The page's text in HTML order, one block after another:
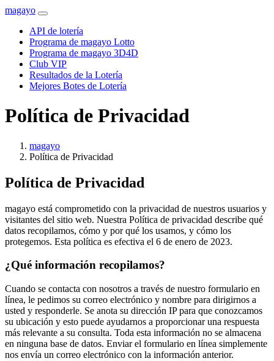
magayo
API de lotería
Programa de magayo Lotto
Programa de magayo 3D4D
Club VIP
Resultados de la Lotería
Mejores Botes de Lotería
Política de Privacidad
magayo
Política de Privacidad
Política de Privacidad
magayo está comprometido con la privacidad de nuestros usuarios y
visitantes del sitio web. Nuestra Política de privacidad describe qué
datos recopilamos, cómo y por qué los usamos, y cómo los
protegemos. Esta política es efectiva el 6 de enero de 2023.
¿Qué información recopilamos?
Cuando se contacta con nosotros a través de nuestro formulario en
línea, le pedimos su correo electrónico y nombre para dirigirnos a
usted y responderle. Se anota su dirección IP para que conozcamos
su ubicación y esto puede ayudarnos a proporcionar una respuesta
más relevante a su consulta. Toda esta información no se almacena
en ninguna base de datos. Enviar el formulario en línea simplemente
nos envía un correo electrónico con la información anterior.